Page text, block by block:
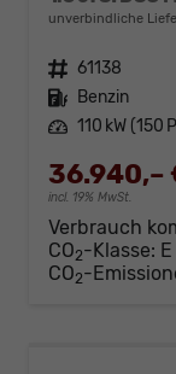
unverbindliche
Fahrzeugnr. 61138
Kraftstoff Benzin
Leistung 110 kW (150
36.940,–
incl. 19% MwSt.
Verbrauch
CO2-Klasse: E
CO2-